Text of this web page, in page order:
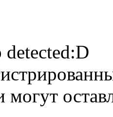
detected:D
могут